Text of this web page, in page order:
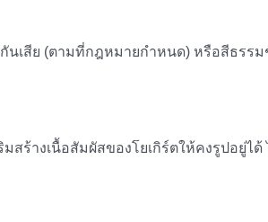
นเสีย (ตามที่กฎหมายกำหนด) หรือสีธ
สร้างเนื้อสัมผัสของโยเกิร์ตให้คงรูปอ